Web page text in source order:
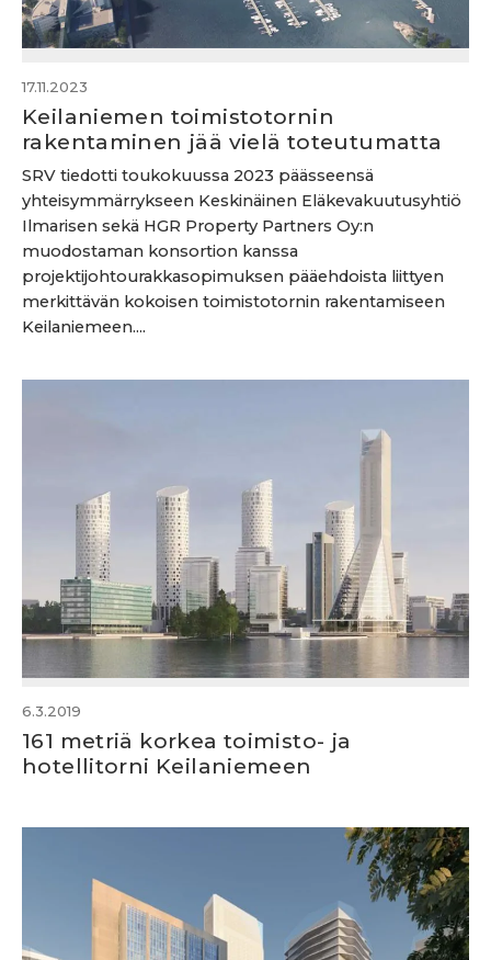
17.11.2023
Keilaniemen toimistotornin
rakentaminen jää vielä toteutumatta
SRV tiedotti toukokuussa 2023 päässeensä
yhteisymmärrykseen Keskinäinen Eläkevakuutusyhtiö
Ilmarisen sekä HGR Property Partners Oy:n
muodostaman konsortion kanssa
projektijohtourakkasopimuksen pääehdoista liittyen
merkittävän kokoisen toimistotornin rakentamiseen
Keilaniemeen....
6.3.2019
161 metriä korkea toimisto- ja
hotellitorni Keilaniemeen